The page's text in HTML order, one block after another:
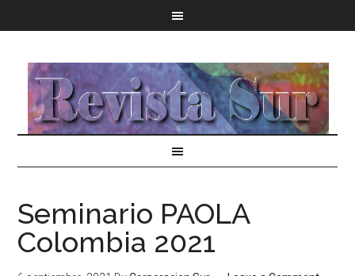
Seminario PAOLA
Colombia 2021